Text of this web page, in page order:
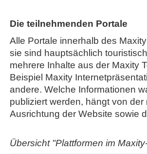
Die teilnehmenden Portale
Alle Portale innerhalb des
sie sind hauptsächlich
mehrere Inhalte aus der Maxity
Beispiel Maxity
andere. Welche Informationen
publiziert werden, hängt von
Ausrichtung der Website sowie
Übersicht "Plattformen im